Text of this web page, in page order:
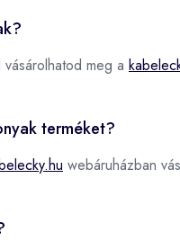
meg a
terméket?
webáruházban